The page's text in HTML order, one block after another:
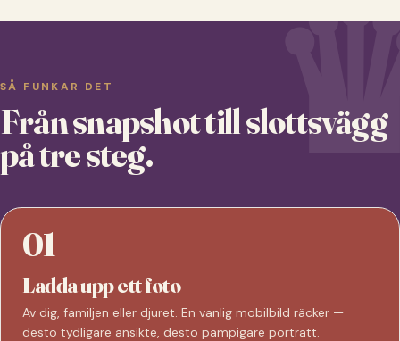
SÅ FUNKAR DET
Från snapshot till slottsvägg
på tre steg.
01
Ladda upp ett foto
Av dig, familjen eller djuret. En vanlig mobilbild räcker —
desto tydligare ansikte, desto pampigare porträtt.